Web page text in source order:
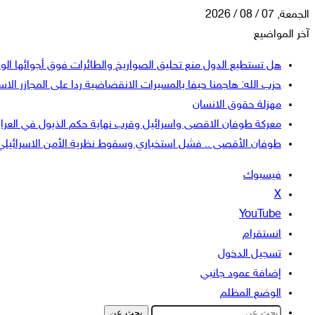
الجمعة, 07 / 08 / 2026
آخر المواضيع
هل تستطيع الدول منع تحليق الصواريخ والطائرات فوق أجوائها
حزب الله: هاجمنا حيفا بالمسيرات الانقضاضية ردا على المجازر
مهزلة حقوق الانسان
معركة طوفان الاقصى واسرائيل وقرب نهاية حكم الذيول في
طوفان الأقصى .. فشل استخباري وسقوط نظرية الأمن
فيسبوك
‫X
‫YouTube
انستقرام
تسجيل الدخول
إضافة عمود جانبي
الوضع المظلم
بحث عن